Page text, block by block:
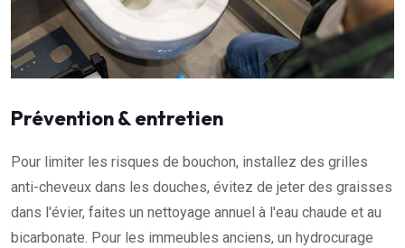
Prévention & entretien
Pour limiter les risques de bouchon, installez des grilles
anti-cheveux dans les douches, évitez de jeter des graisses
dans l'évier, faites un nettoyage annuel à l'eau chaude et au
bicarbonate. Pour les immeubles anciens, un hydrocurage